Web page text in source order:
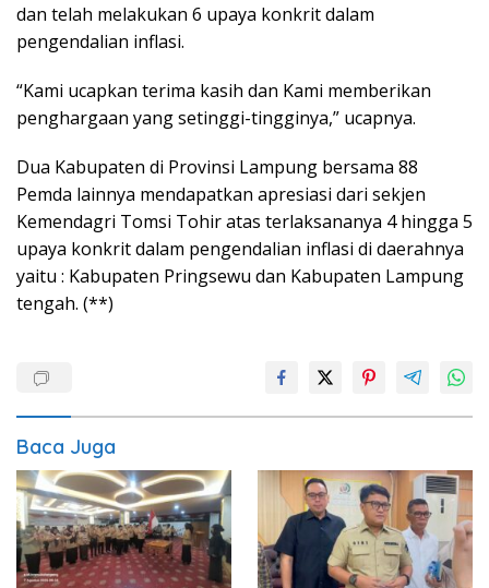
dan telah melakukan 6 upaya konkrit dalam
pengendalian inflasi.
“Kami ucapkan terima kasih dan Kami memberikan
penghargaan yang setinggi-tingginya,” ucapnya.
Dua Kabupaten di Provinsi Lampung bersama 88
Pemda lainnya mendapatkan apresiasi dari sekjen
Kemendagri Tomsi Tohir atas terlaksananya 4 hingga 5
upaya konkrit dalam pengendalian inflasi di daerahnya
yaitu : Kabupaten Pringsewu dan Kabupaten Lampung
tengah. (**)
Baca Juga